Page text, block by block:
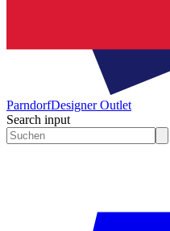
ParndorfDesigner Outlet
Search input